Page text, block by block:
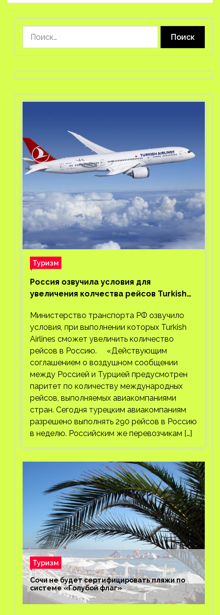
Туризм
Россия озвучила условия для
увеличения колчества рейсов Turkish
Министерство транспорта РФ озвучило
условия, при выполнении которых Turkish
Airlines сможет увеличить количество
рейсов в Россию. «Действующим
соглашением о воздушном сообщении
между Россией и Турцией предусмотрен
паритет по количеству международных
рейсов, выполняемых авиакомпаниями
стран. Сегодня турецким авиакомпаниям
разрешено выполнять 290 рейсов в Россию
в неделю. Российским же перевозчикам […]
Туризм
Сочи не будет сертифицировать пляжи по
системе «Голубой флаг»